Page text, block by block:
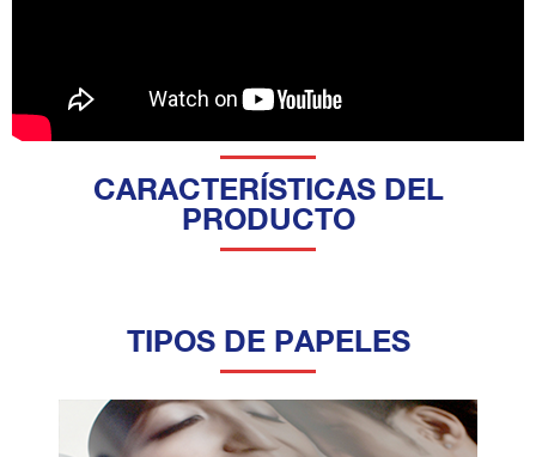
CARACTERÍSTICAS DEL
PRODUCTO
TIPOS DE PAPELES